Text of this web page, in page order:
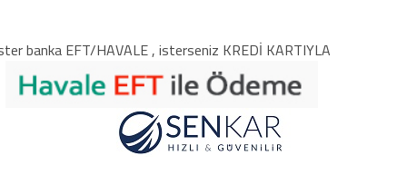
banka EFT/HAVALE , isterseniz KREDİ KARTIYLA